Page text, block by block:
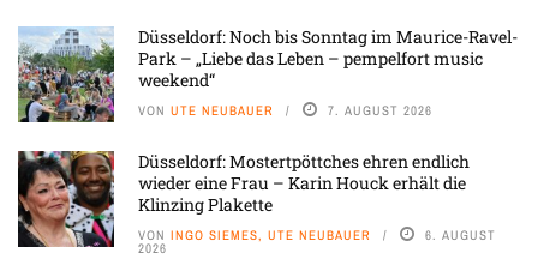
Düsseldorf: Noch bis Sonntag im Maurice-Ravel-
Park – „Liebe das Leben – pempelfort music
weekend“
VON UTE NEUBAUER 7. AUGUST 2026
Düsseldorf: Mostertpöttches ehren endlich
wieder eine Frau – Karin Houck erhält die
Klinzing Plakette
VON INGO SIEMES, UTE NEUBAUER 6. AUGUST
2026